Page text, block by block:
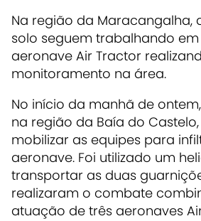
Na região da Maracangalha,
solo seguem trabalhando
aeronave Air Tractor
monitoramento na área.
No início da manhã de
na região da Baía do
mobilizar as equipes para
aeronave. Foi utilizado um
transportar as duas
realizaram o combate
atuação de três aeronaves